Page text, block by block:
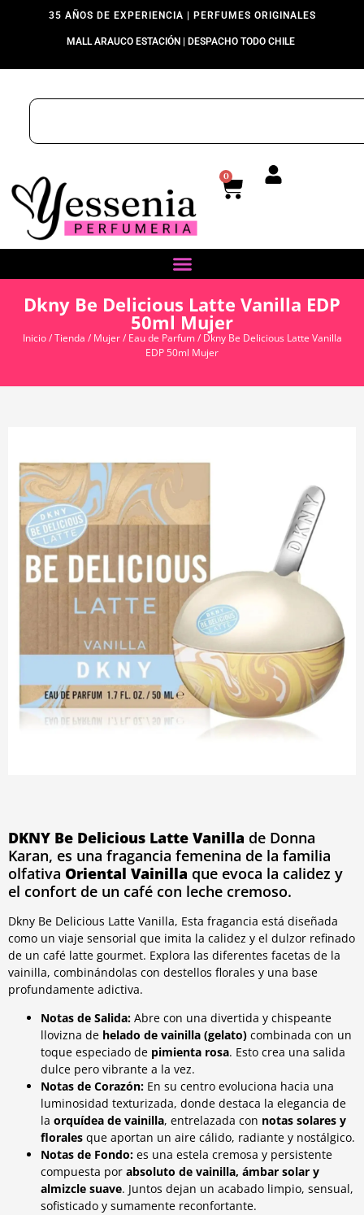
35 AÑOS DE EXPERIENCIA | PERFUMES ORIGINALES
MALL ARAUCO ESTACIÓN | DESPACHO TODO CHILE
0
Dkny Be Delicious Latte Vanilla EDP
50ml Mujer
Inicio/Tienda / Mujer/ Eau de Parfum/ Dkny Be Delicious Latte Vanilla
EDP 50ml Mujer
DKNY Be Delicious Latte Vanilla de Donna
Karan, es una fragancia femenina de la familia
olfativa Oriental Vainilla que evoca la calidez y
el confort de un café con leche cremoso.
Dkny Be Delicious Latte Vanilla, Esta fragancia está diseñada
como un viaje sensorial que imita la calidez y el dulzor refinado
de un café latte gourmet. Explora las diferentes facetas de la
vainilla, combinándolas con destellos florales y una base
profundamente adictiva.
Notas de Salida: Abre con una divertida y chispeante
llovizna de helado de vainilla (gelato) combinada con un
toque especiado de pimienta rosa. Esto crea una salida
dulce pero vibrante a la vez.
Notas de Corazón: En su centro evoluciona hacia una
luminosidad texturizada, donde destaca la elegancia de
la orquídea de vainilla, entrelazada con notas solares y
florales que aportan un aire cálido, radiante y nostálgico.
Notas de Fondo: es una estela cremosa y persistente
compuesta por absoluto de vainilla, ámbar solar y
almizcle suave. Juntos dejan un acabado limpio, sensual,
sofisticado y sumamente reconfortante.